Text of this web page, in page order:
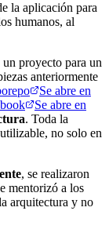
la aplicación para
humanos, al
proyecto para un
anteriormente
Se abre en
Se abre en
. Toda la
no solo en
, se realizaron
mentorizó a los
arquitectura y no